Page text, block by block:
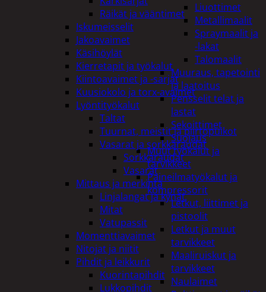
Liuottimet
Metallimaalit
Spraymaalit ja
-lakat
Talomaalit
Muuraus, tapetointi
ja laatoitus
Pensselit telat ja
lastat
Sekoittimet
Suojaus
Muut työkalut ja
tarvikkeet
Paineilmatyökalut ja
kompressorit
Letkut, liittimet ja
pistoolit
Letkut ja muut
tarvikkeet
Maaliruiskut ja
tarvikkeet
Naulaimet
Räikät ja vääntimet
Iskumeisselit
Jakoavaimet
Käsihöylät
Kierretapit ja työkalut
Kiintoavaimet ja -sarjat
Kuusiokolo ja torx-avaimet
Lyöntityökalut
Taltat
Tuurnat, meistit ja piirtopuikot
Vasarat ja sorkkaraudat
Sorkkaraudat
Vasarat
Mittaus ja merkintä
Linjalangat ja kynät
Mitat
Vatupassit
Momenttiavaimet
Nitojat ja niitit
Pihdit ja leikkurit
Kuorintapihdit
Lukkopihdit